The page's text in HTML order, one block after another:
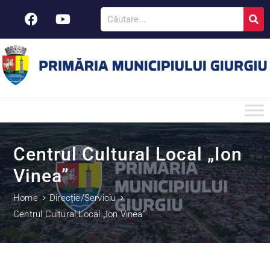
Centrul Cultural Local „Ion
Vinea”
Home
Direcție/Serviciu
Centrul Cultural Local „Ion Vinea”